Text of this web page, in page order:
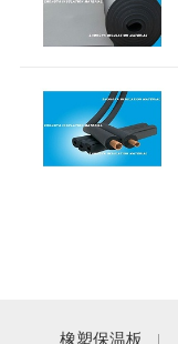
橡塑保温板